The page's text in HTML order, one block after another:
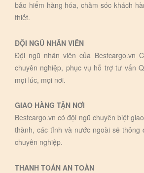
bảo hiểm hàng hóa, chăm sóc khách
thiết.
ĐỘI NGŨ NHÂN VIÊN
Đội ngũ nhân viên của Bestcargo.vn
chuyên nghiệp, phục vụ hỗ trợ tư vấn
mọi lúc, mọi nơi.
GIAO HÀNG TẬN NƠI
Bestcargo.vn có đội ngũ chuyên biệt
thành, các tỉnh và nước ngoài sẽ thông
chuyên nghiệp.
THANH TOÁN AN TOÀN